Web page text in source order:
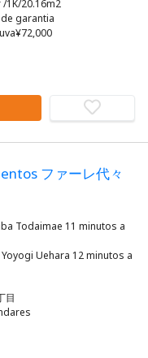
/1K/20.16m2
garantia
ファーレ代々
Todaimae 11 minutos a
Uehara 12 minutos a
目